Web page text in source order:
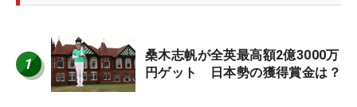
1
桑木志帆が全英最高額2億3000万
円ゲット 日本勢の獲得賞金は？